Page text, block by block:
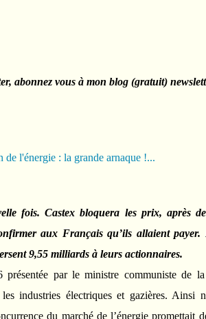
abonnez vous à mon blog (gratuit)
fois. Castex bloquera les prix, après
aux Français qu’ils allaient payer.
9,55 milliards à leurs actionnaires.
par le ministre communiste de la
industries électriques et gazières. Ainsi
du marché de l’énergie promettait